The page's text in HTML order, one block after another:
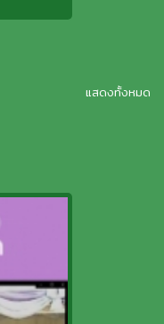
แสดงทั้งหมด